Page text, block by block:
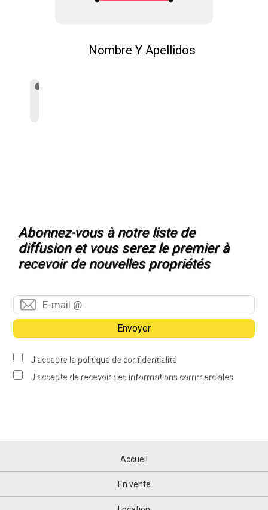
Nombre Y Apellidos
Abonnez-vous à notre liste de
diffusion et vous serez le premier à
recevoir de nouvelles propriétés
Envoyer
J'accepte la politique de confidentialité
J'accepte de recevoir des informations commerciales
Accueil
En vente